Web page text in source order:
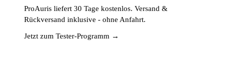
ProAuris liefert 30 Tage kostenlos. Versand &
Rückversand inklusive - ohne Anfahrt.
Jetzt zum Tester-Programm →